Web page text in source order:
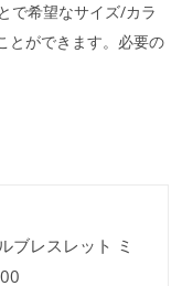
で希望なサイズ/カラ
とができます。必要の
ブレスレット ミ